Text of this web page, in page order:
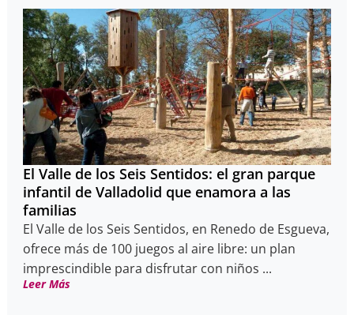
El Valle de los Seis Sentidos: el gran parque
infantil de Valladolid que enamora a las
familias
El Valle de los Seis Sentidos, en Renedo de Esgueva,
ofrece más de 100 juegos al aire libre: un plan
imprescindible para disfrutar con niños ...
Leer Más